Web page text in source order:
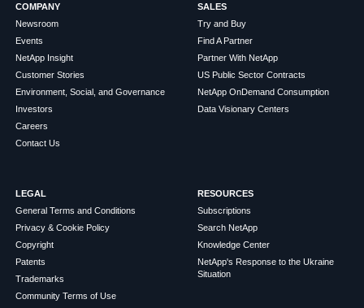
COMPANY
Newsroom
Events
NetApp Insight
Customer Stories
Environment, Social, and Governance
Investors
Careers
Contact Us
SALES
Try and Buy
Find A Partner
Partner With NetApp
US Public Sector Contracts
NetApp OnDemand Consumption
Data Visionary Centers
LEGAL
General Terms and Conditions
Privacy & Cookie Policy
Copyright
Patents
Trademarks
Community Terms of Use
RESOURCES
Subscriptions
Search NetApp
Knowledge Center
NetApp's Response to the Ukraine
Situation